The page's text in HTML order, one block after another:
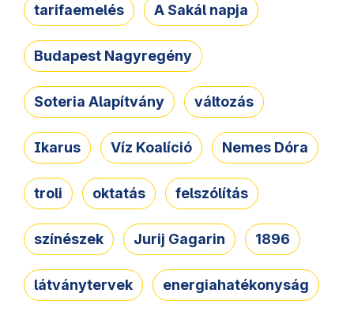
tarifaemelés A Sakál napja
Budapest Nagyregény
Soteria Alapítvány változás
Ikarus Víz Koalíció Nemes Dóra
troli oktatás felszólítás
színészek Jurij Gagarin 1896
látványtervek energiahatékonyság